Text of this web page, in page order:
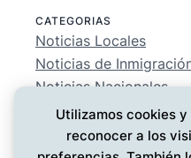
CATEGORIAS
Noticias Locales
Noticias de
Noticias Nacionales
Deportes
Entretenimiento
EMPRESA
Utilizamos cookies
reconocer a los